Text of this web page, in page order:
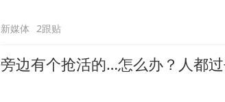
新媒体 2跟贴
旁边有个抢活的…怎么办？人都过